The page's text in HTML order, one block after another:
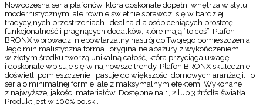
Nowoczesna seria plafonów, która doskonale dopełni wnętrza w stylu
modernistycznym, ale równie świetnie sprawdzi się w bardziej
tradycyjnych przestrzeniach. Idealna dla osób ceniących prostotę,
funkcjonalność i pragnących dodatków, które mają “to coś”. Plafon
BRONX wprowadzi niepowtarzalny nastrój do Twojego pomieszczenia.
Jego minimalistyczna forma i oryginalne abażury z wykończeniem
w złotym środku tworzą unikalną całość, która przyciąga uwagę
i doskonale wpisuje się w najnowsze trendy. Plafon BRONX skutecznie
doświetli pomieszczenie i pasuje do większości domowych aranżacji. To
seria o minimalnej formie, ale z maksymalnym efektem! Wykonane
z najwyższej jakości materiałów. Dostępne na 1, 2 lub 3 źródła światła.
Produkt jest w 100% polski.